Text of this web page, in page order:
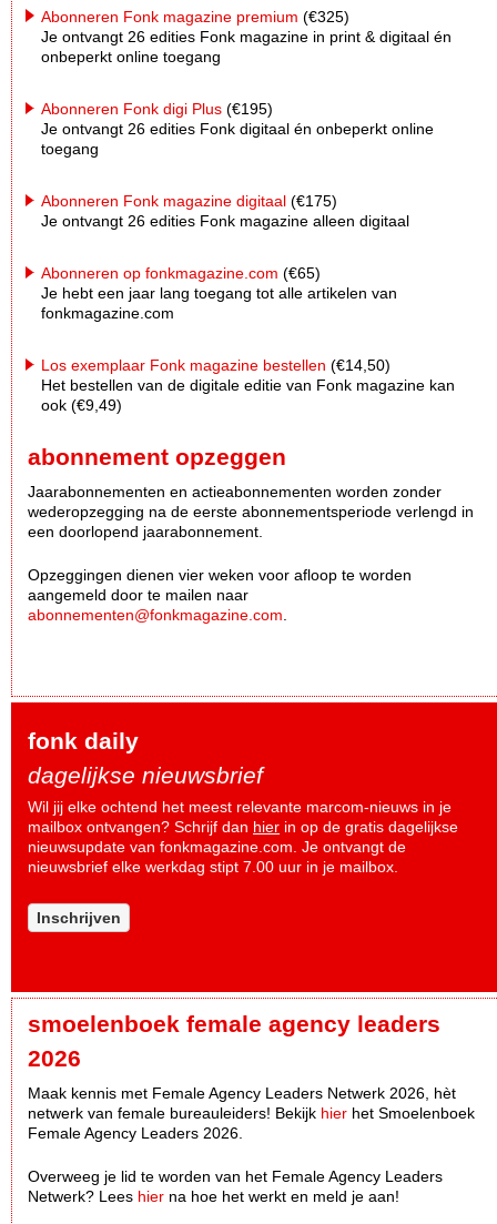
Abonneren Fonk magazine premium (€325)
Je ontvangt 26 edities Fonk magazine in print & digitaal én
onbeperkt online toegang
Abonneren Fonk digi Plus (€195)
Je ontvangt 26 edities Fonk digitaal én onbeperkt online
toegang
Abonneren Fonk magazine digitaal (€175)
Je ontvangt 26 edities Fonk magazine alleen digitaal
Abonneren op fonkmagazine.com (€65)
Je hebt een jaar lang toegang tot alle artikelen van
fonkmagazine.com
Los exemplaar Fonk magazine bestellen (€14,50)
Het bestellen van de digitale editie van Fonk magazine kan
ook (€9,49)
abonnement opzeggen
Jaarabonnementen en actieabonnementen worden zonder
wederopzegging na de eerste abonnementsperiode verlengd in
een doorlopend jaarabonnement.
Opzeggingen dienen vier weken voor afloop te worden
aangemeld door te mailen naar
abonnementen@fonkmagazine.com.
fonk daily
dagelijkse nieuwsbrief
Wil jij elke ochtend het meest relevante marcom-nieuws in je
mailbox ontvangen? Schrijf dan hier in op de gratis dagelijkse
nieuwsupdate van fonkmagazine.com. Je ontvangt de
nieuwsbrief elke werkdag stipt 7.00 uur in je mailbox.
Inschrijven
smoelenboek female agency leaders
2026
Maak kennis met Female Agency Leaders Netwerk 2026, hèt
netwerk van female bureauleiders! Bekijk hier het Smoelenboek
Female Agency Leaders 2026.
Overweeg je lid te worden van het Female Agency Leaders
Netwerk? Lees hier na hoe het werkt en meld je aan!